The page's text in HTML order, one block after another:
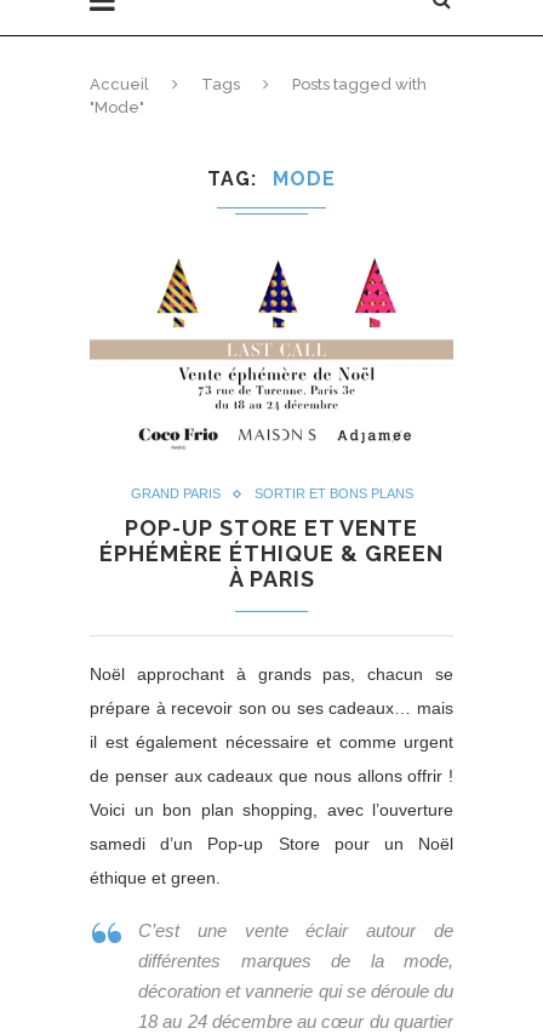
Accueil Tags
Posts tagged with
"Mode"
TAG MODE
GRAND PARIS SORTIR ET BONS PLANS
POP-UP STORE ET VENTE
ÉPHÉMÈRE ÉTHIQUE & GREEN
À PARIS
Noël approchant à grands pas, chacun se
prépare à recevoir son ou ses cadeaux… mais
il est également nécessaire et comme urgent
de penser aux cadeaux que nous allons offrir !
Voici un bon plan shopping, avec l’ouverture
samedi d’un Pop-up Store pour un Noël
éthique et green.
C’est une vente éclair autour de
différentes marques de la mode,
décoration et vannerie qui se déroule du
18 au 24 décembre au cœur du quartier